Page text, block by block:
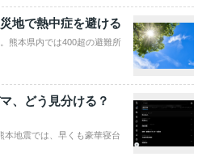
地で熱中症を避ける
熊本県内では400超の避難所
、どう見分ける？
本地震では、早くも豪華寝台